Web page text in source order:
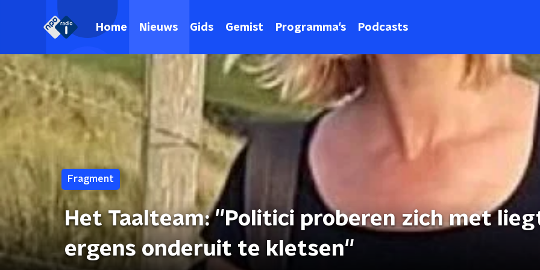
Home Nieuws Gids Gemist Programma's Podcasts
Fragment
Het Taalteam: ''Politici proberen zich met
ergens onderuit te kletsen''